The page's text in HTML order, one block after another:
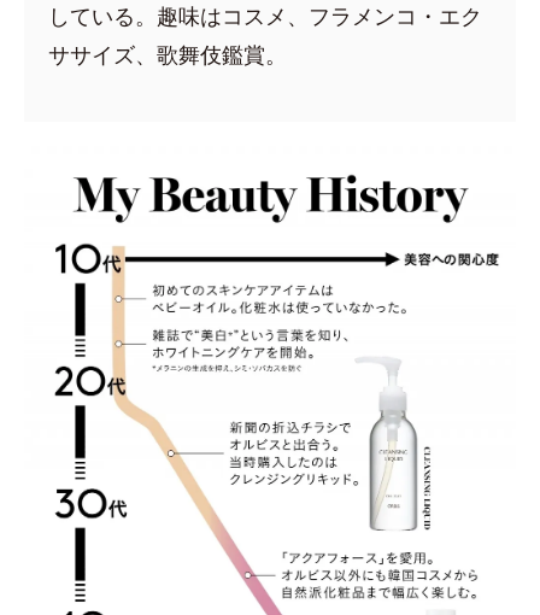
している。趣味はコスメ、フラメンコ・エク
ササイズ、歌舞伎鑑賞。